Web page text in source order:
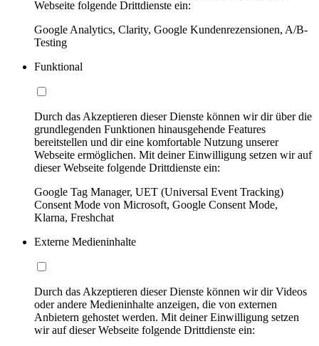
Webseite folgende Drittdienste ein:
Google Analytics, Clarity, Google Kundenrezensionen, A/B-
Testing
Funktional
Durch das Akzeptieren dieser Dienste können wir dir über die
grundlegenden Funktionen hinausgehende Features
bereitstellen und dir eine komfortable Nutzung unserer
Webseite ermöglichen. Mit deiner Einwilligung setzen wir auf
dieser Webseite folgende Drittdienste ein:
Google Tag Manager, UET (Universal Event Tracking)
Consent Mode von Microsoft, Google Consent Mode,
Klarna, Freshchat
Externe Medieninhalte
Durch das Akzeptieren dieser Dienste können wir dir Videos
oder andere Medieninhalte anzeigen, die von externen
Anbietern gehostet werden. Mit deiner Einwilligung setzen
wir auf dieser Webseite folgende Drittdienste ein: